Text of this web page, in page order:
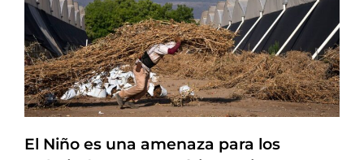
El Niño es una amenaza para los